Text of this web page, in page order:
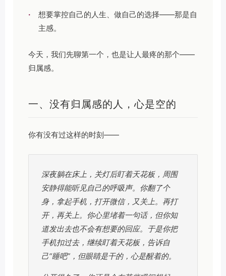
·
想要掌控自己的人生、做自己的选择——那是自
主感。
今天，我们先聊第一个，也是让人最疼的那个——
归属感。
一、没有归属感的人，心是空的
你有没有过这样的时刻——
深夜躺在床上，关灯后盯着天花板，周围
安静得能听见自己的呼吸声。你翻了个
身，拿起手机，打开微信，又关上。再打
开，再关上。你心里堵着一句话，但你知
道发出去也不会有想要的回应。于是你把
手机扣过去，继续盯着天花板，告诉自
己“睡吧”，但眼睛是干的，心是醒着的。